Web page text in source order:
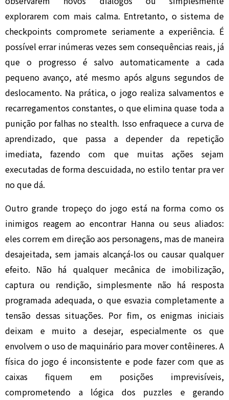
explorarem com mais calma. Entretanto, o sistema de
checkpoints compromete seriamente a experiência. É
possível errar inúmeras vezes sem consequências reais, já
que o progresso é salvo automaticamente a cada
pequeno avanço, até mesmo após alguns segundos de
deslocamento. Na prática, o jogo realiza salvamentos e
recarregamentos constantes, o que elimina quase toda a
punição por falhas no stealth. Isso enfraquece a curva de
aprendizado, que passa a depender da repetição
imediata, fazendo com que muitas ações sejam
executadas de forma descuidada, no estilo tentar pra ver
no que dá.
Outro grande tropeço do jogo está na forma como os
inimigos reagem ao encontrar Hanna ou seus aliados:
eles correm em direção aos personagens, mas de maneira
desajeitada, sem jamais alcançá-los ou causar qualquer
efeito. Não há qualquer mecânica de imobilização,
captura ou rendição, simplesmente não há resposta
programada adequada, o que esvazia completamente a
tensão dessas situações. Por fim, os enigmas iniciais
deixam e muito a desejar, especialmente os que
envolvem o uso de maquinário para mover contêineres. A
física do jogo é inconsistente e pode fazer com que as
caixas fiquem em posições imprevisíveis,
comprometendo a lógica dos puzzles e gerando